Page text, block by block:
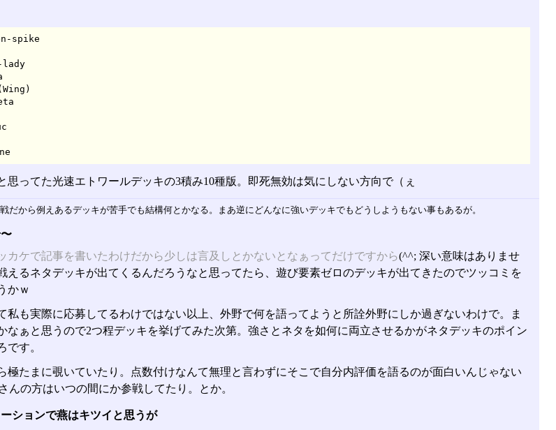
spike
lady
思ってた光速エトワールデッキの3積み10種版。即死無効は気にしない方向で（ぇ
だから例えあるデッキが苦手でも結構何とかなる。まあ逆にどんなに強いデッキでもどうしようもない事もあるが。
カケで記事を書いたわけだから少しは言及しとかないとなぁってだけですから(^^; 深い意味はありませ
えるネタデッキが出てくるんだろうなと思ってたら、遊び要素ゼロのデッキが出てきたのでツッコミを
かｗ
私も実際に応募してるわけではない以上、外野で何を語ってようと所詮外野にしか過ぎないわけで。ま
なぁと思うので2つ程デッキを挙げてみた次第。強さとネタを如何に両立させるかがネタデッキのポイン
です。
極たまに覗いていたり。点数付けなんて無理と言わずにそこで自分内評価を語るのが面白いんじゃない
んの方はいつの間にか参戦してたり。とか。
ションで燕はキツイと思うが